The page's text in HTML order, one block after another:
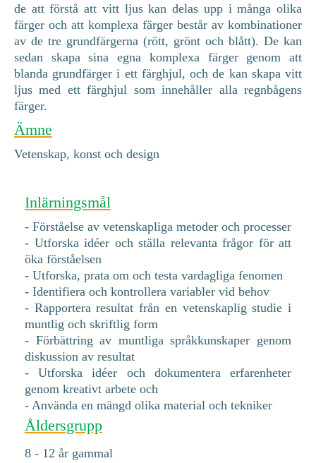
de att förstå att vitt ljus kan delas upp i många olika
färger och att komplexa färger består av kombinationer
av de tre grundfärgerna (rött, grönt och blått). De kan
sedan skapa sina egna komplexa färger genom att
blanda grundfärger i ett färghjul, och de kan skapa vitt
ljus med ett färghjul som innehåller alla regnbågens
färger.
Ämne
Vetenskap, konst och design
Inlärningsmål
- Förståelse av vetenskapliga metoder och processer
- Utforska idéer och ställa relevanta frågor för att
öka förståelsen
- Utforska, prata om och testa vardagliga fenomen
- Identifiera och kontrollera variabler vid behov
- Rapportera resultat från en vetenskaplig studie i
muntlig och skriftlig form
- Förbättring av muntliga språkkunskaper genom
diskussion av resultat
- Utforska idéer och dokumentera erfarenheter
genom kreativt arbete och
- Använda en mängd olika material och tekniker
Åldersgrupp
8 - 12 år gammal